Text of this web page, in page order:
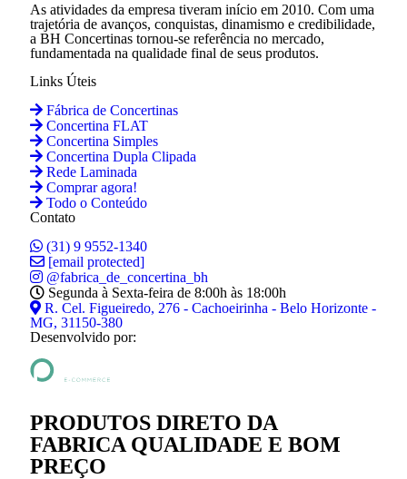
As atividades da empresa tiveram início em 2010. Com uma
trajetória de avanços, conquistas, dinamismo e credibilidade,
a BH Concertinas tornou-se referência no mercado,
fundamentada na qualidade final de seus produtos.
Links Úteis
Fábrica de Concertinas
Concertina FLAT
Concertina Simples
Concertina Dupla Clipada
Rede Laminada
Comprar agora!
Todo o Conteúdo
Contato
(31) 9 9552-1340
[email protected]
@fabrica_de_concertina_bh
Segunda à Sexta-feira de 8:00h às 18:00h
R. Cel. Figueiredo, 276 - Cachoeirinha - Belo Horizonte -
MG, 31150-380
Desenvolvido por:
PRODUTOS DIRETO DA
FABRICA QUALIDADE E BOM
PREÇO